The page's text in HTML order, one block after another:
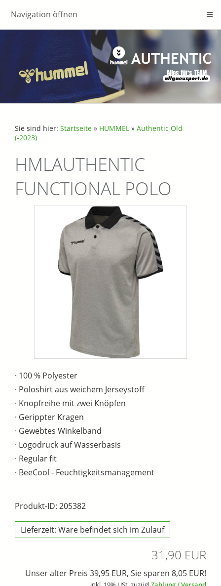
Navigation öffnen
Sie sind hier: Startseite » HUMMEL » Authentic Old
(-2023)
HMLAUTHENTIC
FUNCTIONAL POLO
· 100 % Polyester
· Poloshirt aus weichem Jerseystoff
· Knopfreihe mit zwei Knöpfen
· Gerippter Kragen
· Gewebtes Winkelband
· Logodruck auf Wasserbasis
· Regular fit
· BeeCool - Feuchtigkeitsmanagement
Produkt-ID: 205382
Lieferzeit: Ware befindet sich im Zulauf
31,90 EUR
Unser alter Preis 39,95 EUR, Sie sparen 8,05 EUR!